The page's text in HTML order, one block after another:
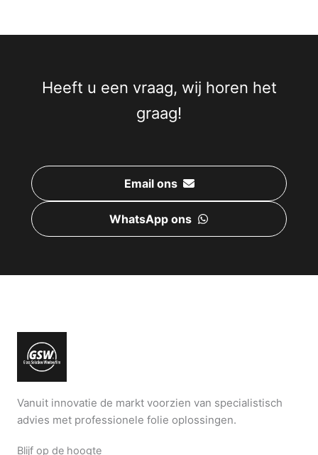
Heeft u een vraag, wij horen het
graag!
Email ons
WhatsApp ons
Vanuit innovatie de markt voorzien van specialistisch
advies met professionele folie oplossingen.
Blijf op de hoogte